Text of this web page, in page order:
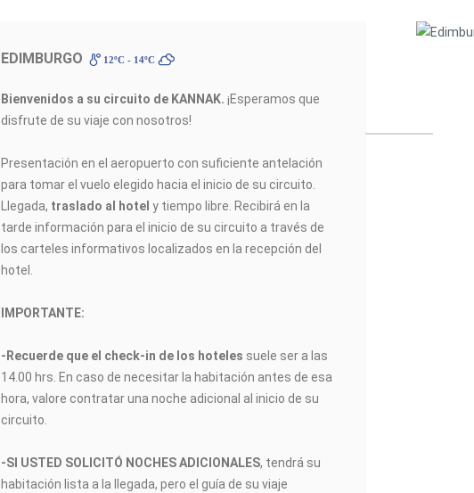
EDIMBURGO 12ºC - 14ºC
Bienvenidos a su circuito de KANNAK.¡Esperamos que
disfrute de su viaje con nosotros!
Presentación en el aeropuerto con suficiente antelación
para tomar el vuelo elegido hacia el inicio de su circuito.
Llegada, traslado al hotely tiempo libre. Recibirá en la
tarde información para el inicio de su circuito a través de
los carteles informativos localizados en la recepción del
hotel.
IMPORTANTE:
-Recuerde que el check-in de los hoteles suele ser a las
14.00 hrs. En caso de necesitar la habitación antes de esa
hora, valore contratar una noche adicional al inicio de su
circuito.
-SI USTED SOLICITÓ NOCHES ADICIONALES, tendrá su
habitación lista a la llegada, pero el guía de su viaje